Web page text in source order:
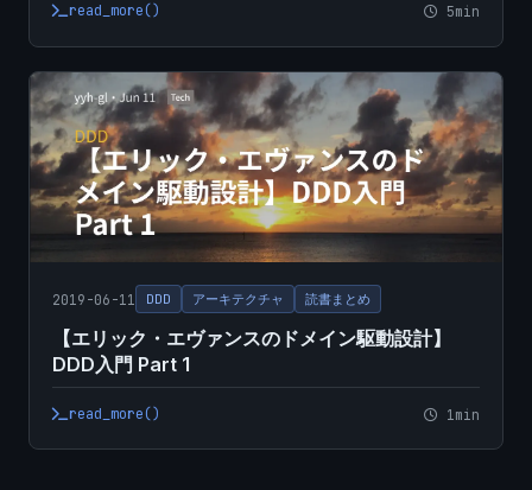
read_more() 5min
2019-06-11 DDD アーキテクチャ 読書まとめ
【エリック・エヴァンスのドメイン駆動設計】
DDD入門 Part 1
read_more() 1min